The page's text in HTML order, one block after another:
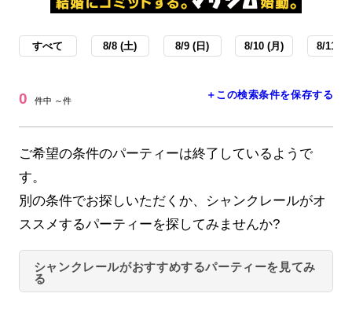
すべて 8/8 (土) 8/9 (日) 8/10 (月) 8/11 (
0 件中 ～件 ＋この検索条件を保存する
ご希望の条件のパーティーは終了しているようで
す。
別の条件でお探しいただくか、シャンクレールがオ
ススメするパーティーを探してみませんか?
シャンクレールがおすすめするパーティーを見てみ
る